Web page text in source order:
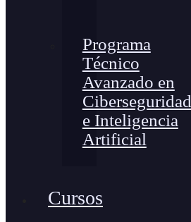
Programa
Técnico
Avanzado en
Ciberseguridad
e Inteligencia
Artificial
Cursos